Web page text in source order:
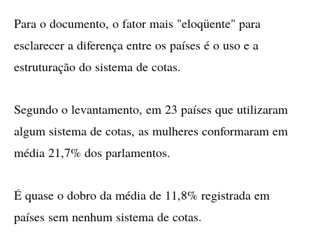
Para o documento, o fator mais "eloqüente" para
esclarecer a diferença entre os países é o uso e a
estruturação do sistema de cotas.
Segundo o levantamento, em 23 países que utilizaram
algum sistema de cotas, as mulheres conformaram em
média 21,7% dos parlamentos.
É quase o dobro da média de 11,8% registrada em
países sem nenhum sistema de cotas.